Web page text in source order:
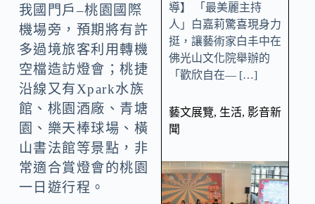
我國門戶–桃園國際
機場旁，預期將有許
多過境旅客利用轉機
空檔造訪燈會；桃捷
沿線又有Xpark水族
館、桃園酒廠、青塘
園、樂天棒球場、橫
山書法館等景點，非
常適合賞燈會的桃園
一日遊行程。
導】 「最美麗主持
人」白嘉莉驚喜現身力
挺，讓藝術家白丰中在
佛光山文化院舉辦的
「歡欣自在— […]
藝文展覽, 生活, 影音新
聞